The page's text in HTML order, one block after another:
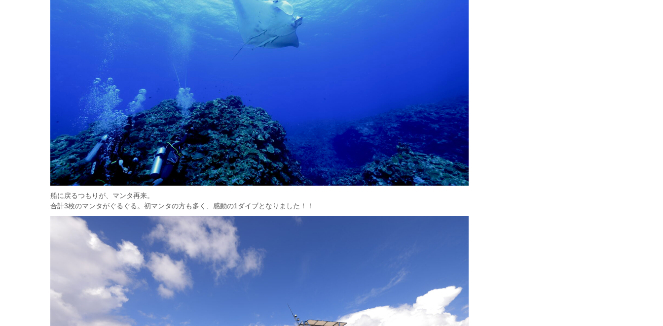
船に戻るつもりが、マンタ再来。
合計3枚のマンタがぐるぐる。初マンタの方も多く、感動の1ダイブとなりました！！